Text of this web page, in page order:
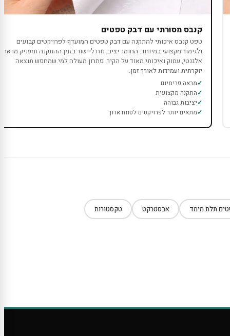
קנבס מסורתי עם דבק טפטים
טפט קנבס איכותי להתקנה עם דבק טפטים המועדף לפרויקטים קבועים
ולגימור מקצועי במיוחד. החומר יציב, נוח ליישור בזמן ההתקנה ומעניק מראה
אלגנטי, עמוק ואיכותי מאוד על הקיר. פתרון מעולה למי שמחפש תוצאה
יוקרתית ועמידות לאורך זמן.
מראה פרימיום
התקנה מקצועית
יציבות גבוהה
מתאים יותר לפרויקטים לטווח ארוך
תלת מימד אבסטרקט טקסטורות